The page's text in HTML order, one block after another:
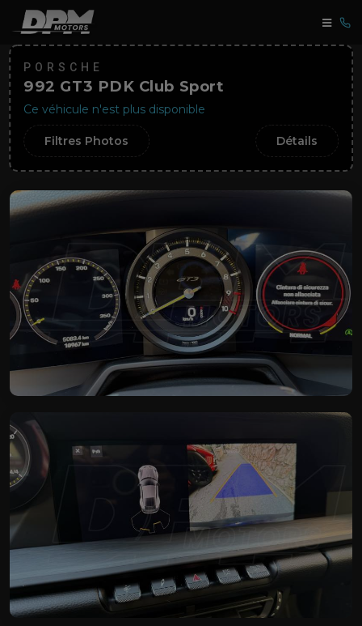
PORSCHE
992 GT3 PDK Club Sport
Ce véhicule n'est plus disponible
Filtres Photos Détails